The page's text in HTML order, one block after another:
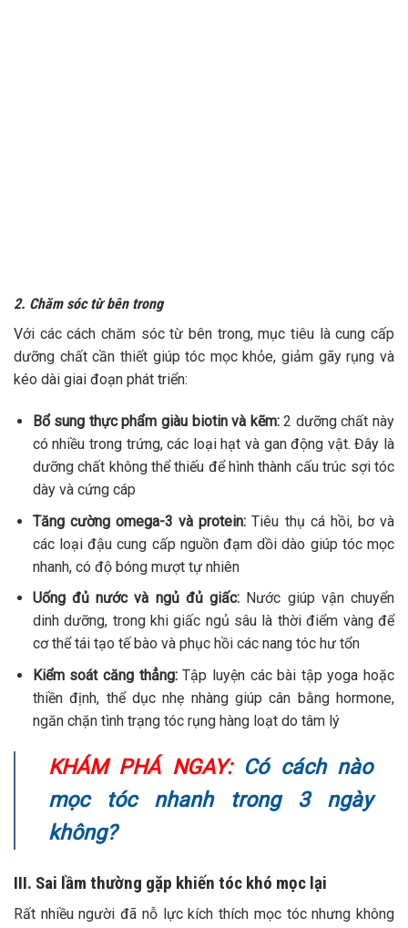
2. Chăm sóc từ bên trong
Với các cách chăm sóc từ bên trong, mục tiêu là cung cấp
dưỡng chất cần thiết giúp tóc mọc khỏe, giảm gãy rụng và
kéo dài giai đoạn phát triển:
Bổ sung thực phẩm giàu biotin và kẽm:2 dưỡng chất này
có nhiều trong trứng, các loại hạt và gan động vật. Đây là
dưỡng chất không thể thiếu để hình thành cấu trúc sợi tóc
dày và cứng cáp
Tăng cường omega-3 và protein: Tiêu thụ cá hồi, bơ và
các loại đậu cung cấp nguồn đạm dồi dào giúp tóc mọc
nhanh, có độ bóng mượt tự nhiên
Uống đủ nước và ngủ đủ giấc: Nước giúp vận chuyển
dinh dưỡng, trong khi giấc ngủ sâu là thời điểm vàng để
cơ thể tái tạo tế bào và phục hồi các nang tóc hư tổn
Kiểm soát căng thẳng:Tập luyện các bài tập yoga hoặc
thiền định, thể dục nhẹ nhàng giúp cân bằng hormone,
ngăn chặn tình trạng tóc rụng hàng loạt do tâm lý
KHÁM PHÁ NGAY: Có cách nào
mọc tóc nhanh trong 3 ngày
không?
III. Sai lầm thường gặp khiến tóc khó mọc lại
Rất nhiều người đã nỗ lực kích thích mọc tóc nhưng không